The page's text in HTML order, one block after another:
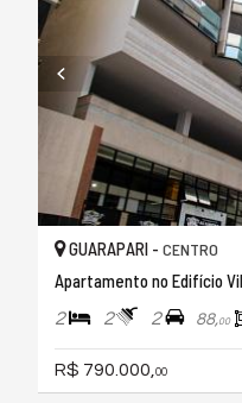
GUARAPARI - CENTRO
Apartamento no Edifício
2 2 2 88,00
R$ 790.000, 00